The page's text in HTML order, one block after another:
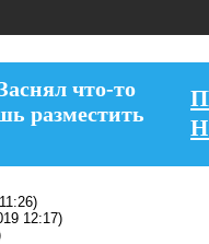
что-то
разместить
12:17)